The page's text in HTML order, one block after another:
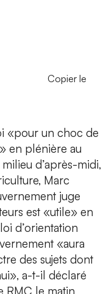
Copier le
«pour un choc de
en plénière au
d’après-midi,
Marc
juge
est «utile» en
d’orientation
«aura
des sujets dont
a-t-il déclaré
RMC le matin